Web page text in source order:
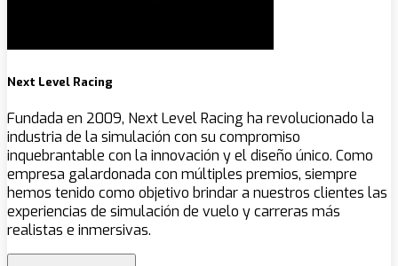
Next Level Racing
Fundada en 2009, Next Level Racing ha revolucionado la
industria de la simulación con su compromiso
inquebrantable con la innovación y el diseño único. Como
empresa galardonada con múltiples premios, siempre
hemos tenido como objetivo brindar a nuestros clientes las
experiencias de simulación de vuelo y carreras más
realistas e inmersivas.